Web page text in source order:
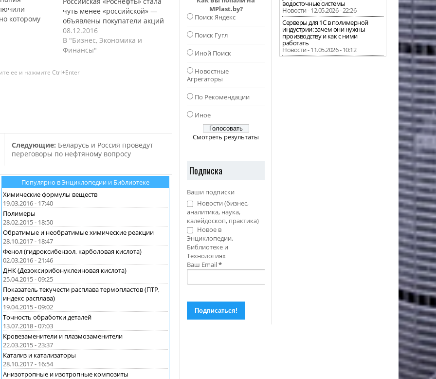
которому
сланцевой
о намерении
чуть менее «российской» —
объявлены покупатели акций
08.12.2016
В "Бизнес, Экономика и
Финансы"
ее и нажмите Ctrl+Enter
Следующие: Беларусь и Россия проведут
переговоры по нефтяному вопросу
Популярно в Энциклопедии и Библиотеке
Химические формулы веществ
19.03.2016 - 17:40
Полимеры
28.02.2015 - 18:50
Обратимые и необратимые химические реакции
28.10.2017 - 18:47
Фенол (гидроксибензол, карболовая кислота)
02.03.2016 - 21:46
ДНК (Дезоксирибонуклеиновая кислота)
25.04.2015 - 09:25
Показатель текучести расплава термопластов (ПТР,
индекс расплава)
19.04.2015 - 09:02
Точность обработки деталей
13.07.2018 - 07:03
Кровезаменители и плазмозаменители
22.03.2015 - 23:37
Катализ и катализаторы
28.10.2017 - 16:54
Анизотропные и изотропные композиты
MPlast.by?
Поиск Яндекс
Поиск Гугл
Иной Поиск
Новостные
Агрегаторы
По Рекомендации
Иное
Смотреть результаты
Подписка
Ваши подписки
Новости (бизнес,
аналитика, наука,
калейдоскоп, практика)
Новое в
Энциклопедии,
Библиотеке и
Технологиях
Ваш Email*
водосточные системы
Новости - 12.05.2026 - 22:26
Серверы для 1С в полимерной
индустрии: зачем они нужны
производству и как с ними
работать
Новости - 11.05.2026 - 10:12